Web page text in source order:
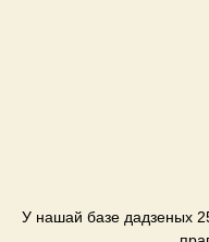
У нашай базе дадзеных